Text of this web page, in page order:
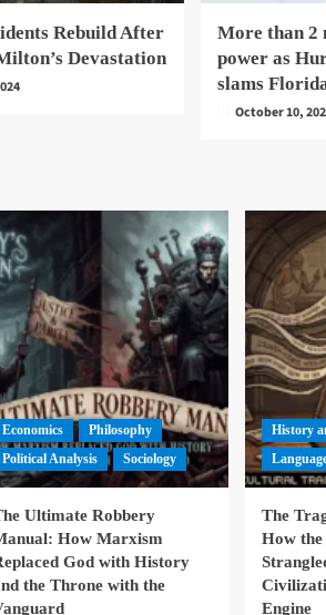
Rebuild After
Devastation
More than
power as
slams
October 10,
Economics
Philosophy
Political Analysis
Sociology
Ultimate Robbery
How Marxism
God with History
the Throne with the
History
The
How the
Engine